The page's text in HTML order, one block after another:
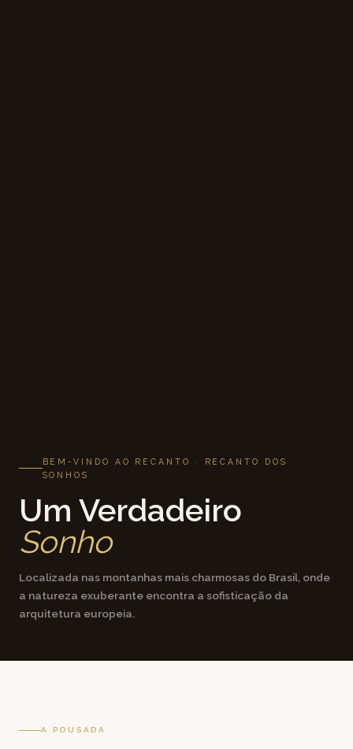
BEM-VINDO AO RECANTO · RECANTO DOS
SONHOS
Um Verdadeiro
Sonho
Localizada nas montanhas mais charmosas do Brasil, onde
a natureza exuberante encontra a sofisticação da
arquitetura europeia.
A POUSADA